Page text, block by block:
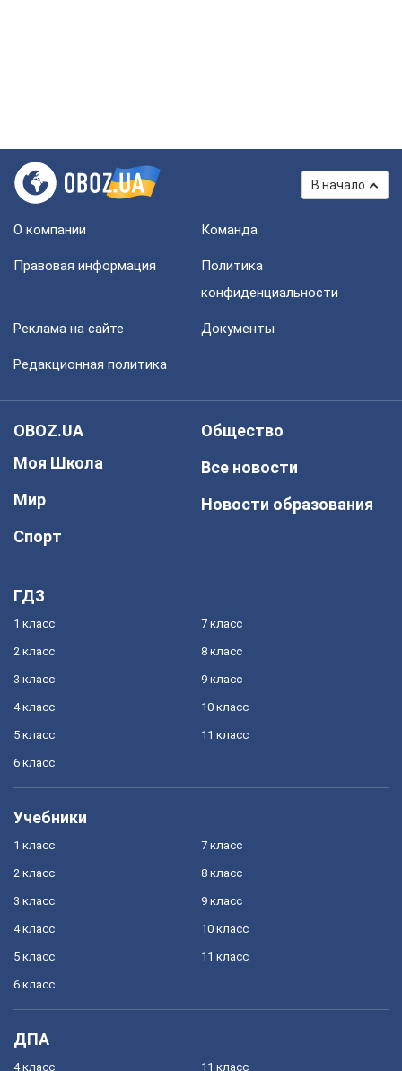
В начало
О компании Команда
Правовая информация
Политика
конфиденциальности
Реклама на сайте Документы
Редакционная политика
OBOZ.UA
Моя Школа
Мир
Спорт
Общество
Все новости
Новости образования
ГДЗ
1 класс
2 класс
3 класс
4 класс
5 класс
6 класс
7 класс
8 класс
9 класс
10 класс
11 класс
Учебники
1 класс
2 класс
3 класс
4 класс
5 класс
6 класс
7 класс
8 класс
9 класс
10 класс
11 класс
ДПА
4 класс 11 класс